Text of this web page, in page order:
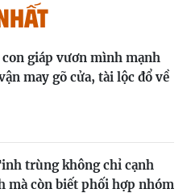
con giáp vươn mình mạnh
may gõ cửa, tài lộc đổ về
trùng không chỉ cạnh
mà còn biết phối hợp nhóm